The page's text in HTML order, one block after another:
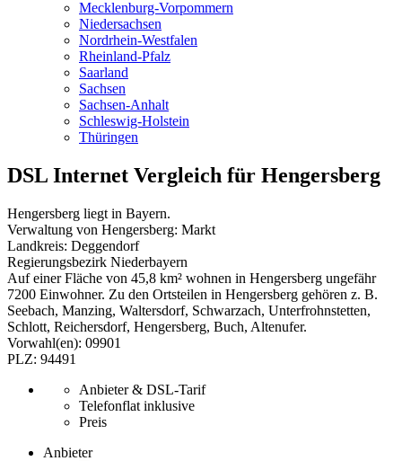
Mecklenburg-Vorpommern
Niedersachsen
Nordrhein-Westfalen
Rheinland-Pfalz
Saarland
Sachsen
Sachsen-Anhalt
Schleswig-Holstein
Thüringen
DSL Internet Vergleich für Hengersberg
Hengersberg liegt in Bayern.
Verwaltung von Hengersberg: Markt
Landkreis: Deggendorf
Regierungsbezirk Niederbayern
Auf einer Fläche von 45,8 km² wohnen in Hengersberg ungefähr
7200 Einwohner. Zu den Ortsteilen in Hengersberg gehören z. B.
Seebach, Manzing, Waltersdorf, Schwarzach, Unterfrohnstetten,
Schlott, Reichersdorf, Hengersberg, Buch, Altenufer.
Vorwahl(en): 09901
PLZ: 94491
Anbieter & DSL-Tarif
Telefonflat inklusive
Preis
Anbieter